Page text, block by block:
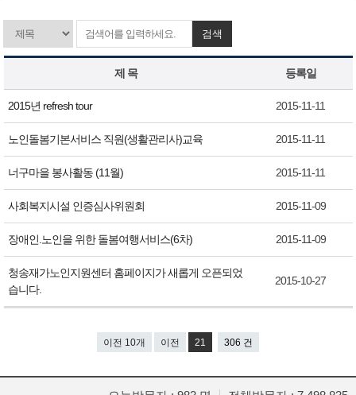
검색
제 목 등록일
2015년 refresh tour 2015-11-11
노인돌봄기본서비스 직원(생활관리사)교육 2015-11-11
너구마을 봉사활동 (11월) 2015-11-11
사회복지시설 인증심사위원회 2015-11-09
장애인.노인을 위한 돌봄여행서비스(6차) 2015-11-09
청송재가노인지원센터 홈페이지가 새롭게 오픈되었
습니다.
2015-10-27
이전 10개 이전 21 306 건